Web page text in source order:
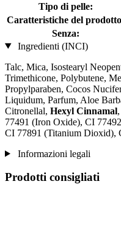
Tipo di pelle:
Caratteristiche del
Senza:
Ingredienti (INCI)
Talc, Mica, Isostearyl
Trimethicone, Polybutene,
Propylparaben, Cocos
Liquidum, Parfum, Aloe
Citronellal, Hexyl Cinnamal,
77491 (Iron Oxide), CI
CI 77891 (Titanium Dioxid),
Informazioni legali
Prodotti consigliati